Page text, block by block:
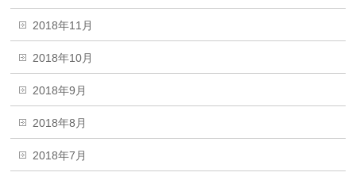
2018年11月
2018年10月
2018年9月
2018年8月
2018年7月